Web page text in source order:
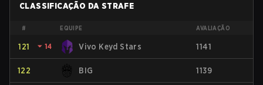
CLASSIFICAÇÃO DA STRAFE
# EQUIPE AVALIAÇÃO
121 ⏷ 14 Vivo Keyd Stars 1141
122 BIG 1139